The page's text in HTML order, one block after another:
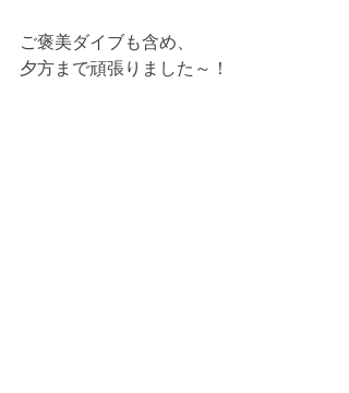
ご褒美ダイブも含め、
夕方まで頑張りました～！